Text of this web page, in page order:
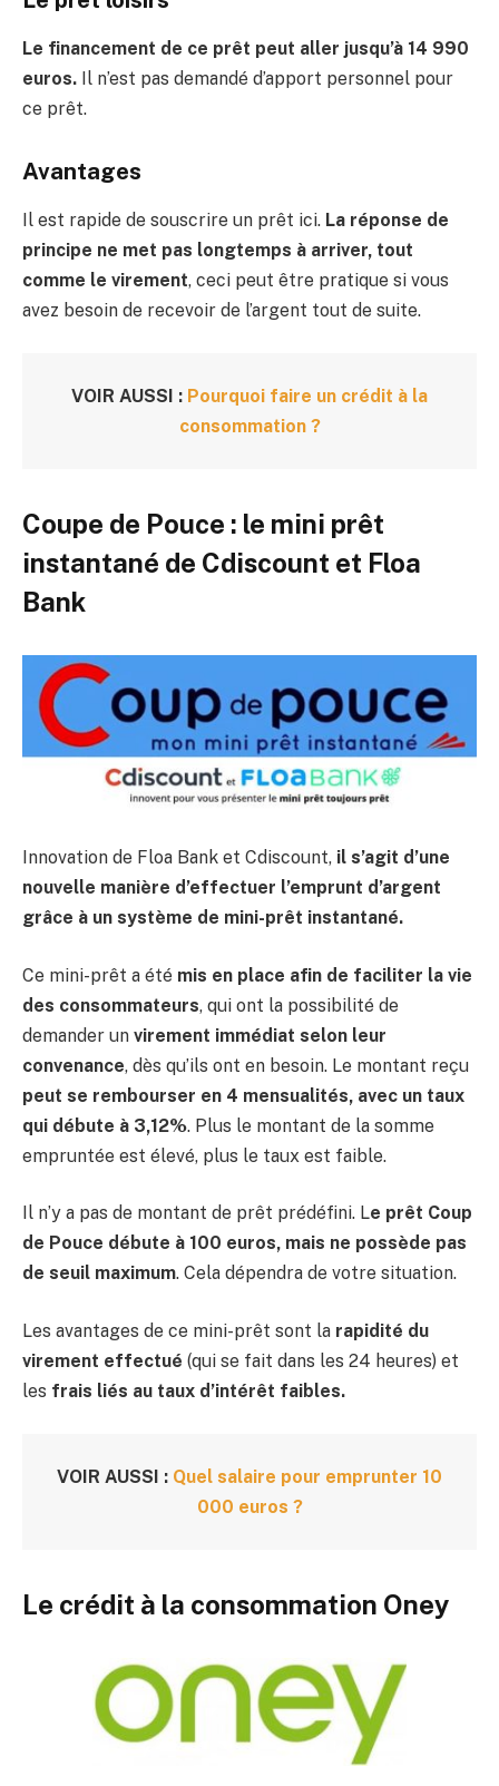
Le financement de ce prêt peut aller jusqu’à 14 990
euros. Il n’est pas demandé d’apport personnel pour
ce prêt.
Avantages
Il est rapide de souscrire un prêt ici. La réponse de
principe ne met pas longtemps à arriver, tout
comme le virement, ceci peut être pratique si vous
avez besoin de recevoir de l’argent tout de suite.
VOIR AUSSI : Pourquoi faire un crédit à la
consommation ?
Coupe de Pouce : le mini prêt
instantané de Cdiscount et Floa
Bank
Innovation de Floa Bank et Cdiscount, il s’agit d’une
nouvelle manière d’effectuer l’emprunt d’argent
grâce à un système de mini-prêt instantané.
Ce mini-prêt a été mis en place afin de faciliter la vie
des consommateurs, qui ont la possibilité de
demander un virement immédiat selon leur
convenance, dès qu’ils ont en besoin. Le montant reçu
peut se rembourser en 4 mensualités, avec un taux
qui débute à 3,12%. Plus le montant de la somme
empruntée est élevé, plus le taux est faible.
Il n’y a pas de montant de prêt prédéfini. Le prêt Coup
de Pouce débute à 100 euros, mais ne possède pas
de seuil maximum. Cela dépendra de votre situation.
Les avantages de ce mini-prêt sont la rapidité du
virement effectué (qui se fait dans les 24 heures) et
les frais liés au taux d’intérêt faibles.
VOIR AUSSI : Quel salaire pour emprunter 10
000 euros ?
Le crédit à la consommation Oney